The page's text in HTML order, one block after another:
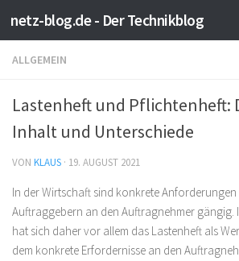
Zum Inhalt springen
netz-blog.de - Der Technikblog
ALLGEMEIN
Lastenheft und Pflichtenheft:
Inhalt und Unterschiede
VON KLAUS · 19. AUGUST 2021
In der Wirtschaft sind konkrete
Auftraggebern an den Auftragnehmer gängig.
hat sich daher vor allem das Lastenheft als
dem konkrete Erfordernisse an den